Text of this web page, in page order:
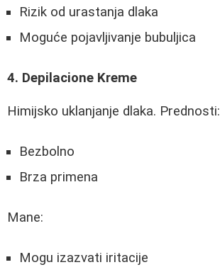
Rizik od urastanja dlaka
Moguće pojavljivanje bubuljica
4. Depilacione Kreme
Himijsko uklanjanje dlaka. Prednosti:
Bezbolno
Brza primena
Mane:
Mogu izazvati iritacije